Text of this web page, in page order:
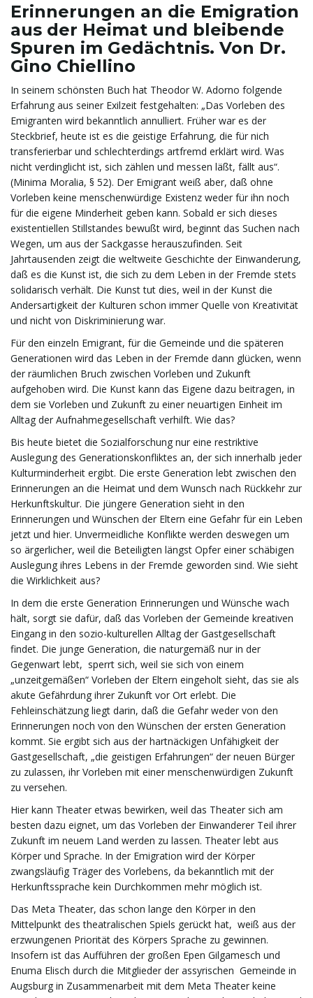
Erinnerungen an die Emigration
aus der Heimat und bleibende
Spuren im Gedächtnis. Von Dr.
Gino Chiellino
In seinem schönsten Buch hat Theodor W. Adorno folgende
Erfahrung aus seiner Exilzeit festgehalten: „Das Vorleben des
Emigranten wird bekanntlich annulliert. Früher war es der
Steckbrief, heute ist es die geistige Erfahrung, die für nich
transferierbar und schlechterdings artfremd erklärt wird. Was
nicht verdinglicht ist, sich zählen und messen läßt, fällt aus“.
(Minima Moralia, § 52). Der Emigrant weiß aber, daß ohne
Vorleben keine menschenwürdige Existenz weder für ihn noch
für die eigene Minderheit geben kann. Sobald er sich dieses
existentiellen Stillstandes bewußt wird, beginnt das Suchen nach
Wegen, um aus der Sackgasse herauszufinden. Seit
Jahrtausenden zeigt die weltweite Geschichte der Einwanderung,
daß es die Kunst ist, die sich zu dem Leben in der Fremde stets
solidarisch verhält. Die Kunst tut dies, weil in der Kunst die
Andersartigkeit der Kulturen schon immer Quelle von Kreativität
und nicht von Diskriminierung war.
Für den einzeln Emigrant, für die Gemeinde und die späteren
Generationen wird das Leben in der Fremde dann glücken, wenn
der räumlichen Bruch zwischen Vorleben und Zukunft
aufgehoben wird. Die Kunst kann das Eigene dazu beitragen, in
dem sie Vorleben und Zukunft zu einer neuartigen Einheit im
Alltag der Aufnahmegesellschaft verhilft. Wie das?
Bis heute bietet die Sozialforschung nur eine restriktive
Auslegung des Generationskonfliktes an, der sich innerhalb jeder
Kulturminderheit ergibt. Die erste Generation lebt zwischen den
Erinnerungen an die Heimat und dem Wunsch nach Rückkehr zur
Herkunftskultur. Die jüngere Generation sieht in den
Erinnerungen und Wünschen der Eltern eine Gefahr für ein Leben
jetzt und hier. Unvermeidliche Konflikte werden deswegen um
so ärgerlicher, weil die Beteiligten längst Opfer einer schäbigen
Auslegung ihres Lebens in der Fremde geworden sind. Wie sieht
die Wirklichkeit aus?
In dem die erste Generation Erinnerungen und Wünsche wach
hält, sorgt sie dafür, daß das Vorleben der Gemeinde kreativen
Eingang in den sozio-kulturellen Alltag der Gastgesellschaft
findet. Die junge Generation, die naturgemäß nur in der
Gegenwart lebt, sperrt sich, weil sie sich von einem
„unzeitgemäßen“ Vorleben der Eltern eingeholt sieht, das sie als
akute Gefährdung ihrer Zukunft vor Ort erlebt. Die
Fehleinschätzung liegt darin, daß die Gefahr weder von den
Erinnerungen noch von den Wünschen der ersten Generation
kommt. Sie ergibt sich aus der hartnäckigen Unfähigkeit der
Gastgesellschaft, „die geistigen Erfahrungen“ der neuen Bürger
zu zulassen, ihr Vorleben mit einer menschenwürdigen Zukunft
zu versehen.
Hier kann Theater etwas bewirken, weil das Theater sich am
besten dazu eignet, um das Vorleben der Einwanderer Teil ihrer
Zukunft im neuem Land werden zu lassen. Theater lebt aus
Körper und Sprache. In der Emigration wird der Körper
zwangsläufig Träger des Vorlebens, da bekanntlich mit der
Herkunftssprache kein Durchkommen mehr möglich ist.
Das Meta Theater, das schon lange den Körper in den
Mittelpunkt des theatralischen Spiels gerückt hat, weiß aus der
erzwungenen Priorität des Körpers Sprache zu gewinnen.
Insofern ist das Aufführen der großen Epen Gilgamesch und
Enuma Elisch durch die Mitglieder der assyrischen Gemeinde in
Augsburg in Zusammenarbeit mit dem Meta Theater keine